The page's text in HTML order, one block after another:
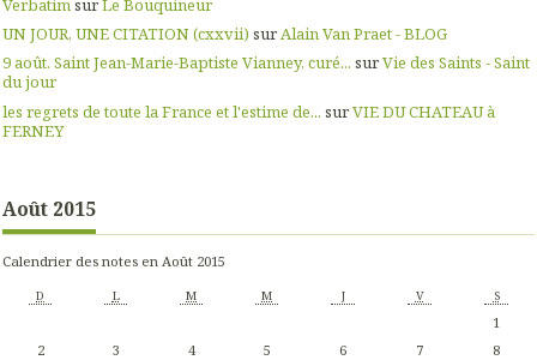
VerbatimsurLe Bouquineur
UN JOUR, UNE CITATION (cxxvii) surAlain Van Praet - BLOG
9 août. Saint Jean-Marie-Baptiste Vianney, curé... surVie des Saints - Saint
du jour
les regrets de toute la France et l'estime de... surVIE DU CHATEAU à
FERNEY
Août 2015
Calendrier des notes en Août 2015
D L M M J V S
1
2
3 4 5 6 7
8